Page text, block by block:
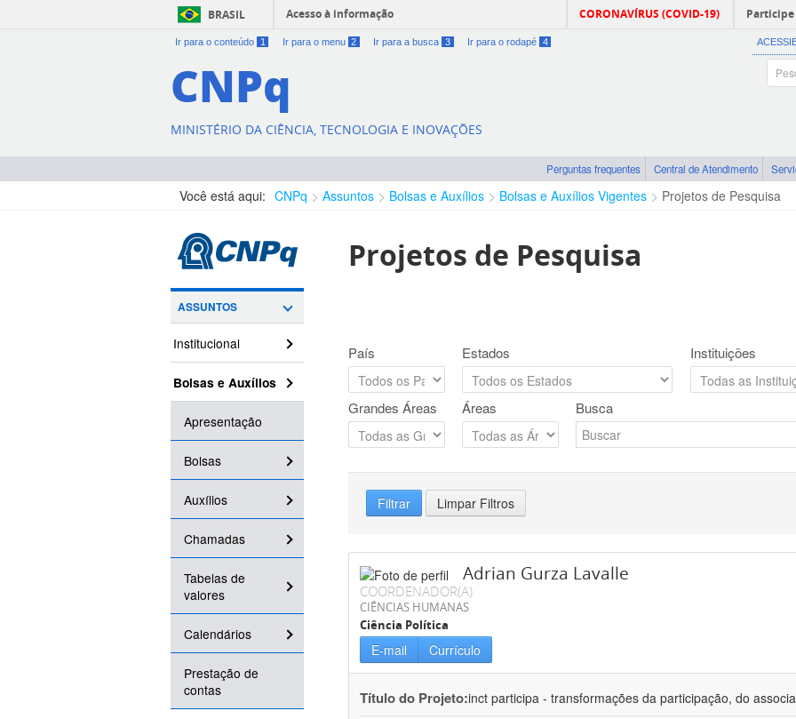
BRASIL Acesso à informação CORONAVÍRUS (COVID-19) Participe
Ir para o conteúdo 1 Ir para o menu 2 Ir para a busca 3 Ir para o rodapé 4
CNPq
MINISTÉRIO DA CIÊNCIA, TECNOLOGIA E INOVAÇÕES
Perguntas frequentes Central de Atendimento
Você está aqui: CNPq Assuntos Bolsas e Auxílios Bolsas e Auxílios Vigentes Projetos de Pesquisa
ASSUNTOS
Institucional
Bolsas e Auxílios
Apresentação
Bolsas
Auxílios
Chamadas
Tabelas de
valores
Calendários
Prestação de
contas
Projetos de Pesquisa
País Estados Instituições
Grandes Áreas Áreas Busca
Filtrar Limpar Filtros
Adrian Gurza Lavalle
COORDENADOR(A)
CIÊNCIAS HUMANAS
Ciência Política
E-mail Currículo
Título do Projeto:inct participa - transformações da participação, do